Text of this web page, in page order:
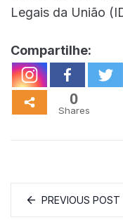
Legais da União
Compartilhe:
0
Shares
PREVIOUS POST